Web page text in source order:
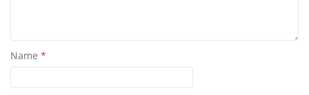
Name *